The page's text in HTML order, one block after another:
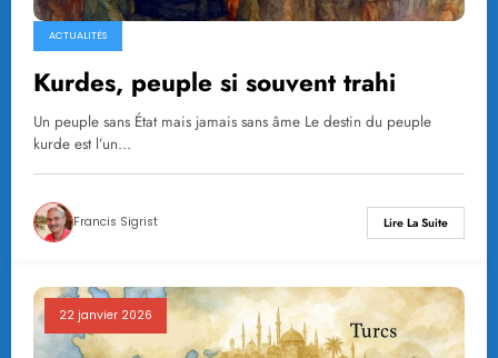
ACTUALITÉS
Kurdes, peuple si souvent trahi
Un peuple sans État mais jamais sans âme Le destin du peuple
kurde est l’un…
Francis Sigrist Lire La Suite
22 janvier 2026